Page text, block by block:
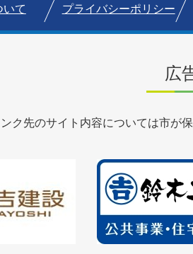
て プライバシーポリシー
広
ク先のサイト内容については市が
2
枚
目
の
ス